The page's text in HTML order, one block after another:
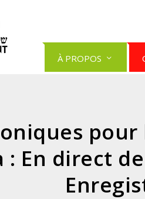
À PROPOS
pour
: En direct